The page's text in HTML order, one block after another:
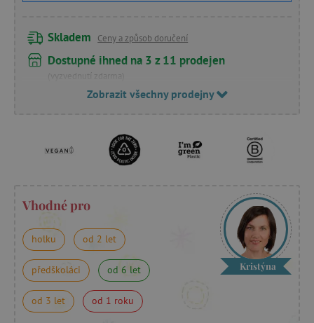
Skladem Ceny a způsob doručení
Dostupné ihned na 3 z 11 prodejen
(vyzvednutí zdarma)
Zobrazit všechny prodejny
Vhodné pro
holku od 2 let
předškoláci od 6 let
od 3 let od 1 roku
Kristýna